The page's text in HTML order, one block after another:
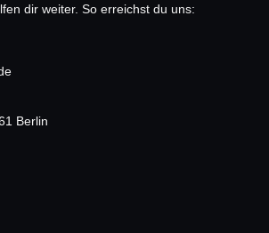
dir weiter. So erreichst du uns:
Berlin